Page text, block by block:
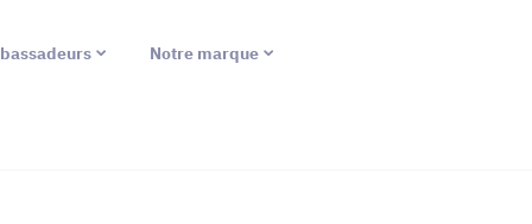
Notre marque